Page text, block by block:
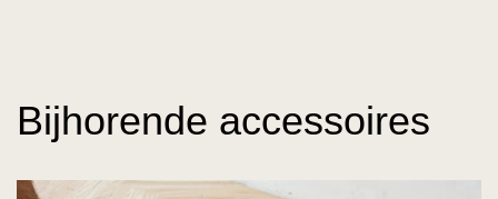
Bijhorende accessoires